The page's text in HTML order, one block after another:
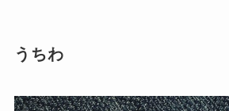
うちわ